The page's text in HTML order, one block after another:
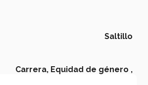
Saltillo
Carrera, Equidad de género ,